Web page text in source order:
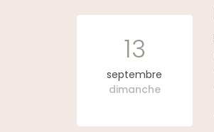
13
septembre
dimanche